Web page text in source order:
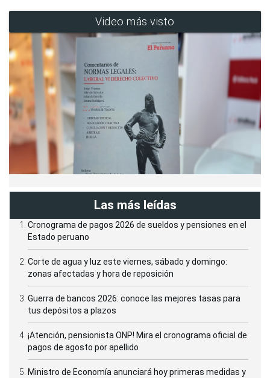
Video más visto
Las más leídas
Cronograma de pagos 2026 de sueldos y pensiones en el
Estado peruano
Corte de agua y luz este viernes, sábado y domingo:
zonas afectadas y hora de reposición
Guerra de bancos 2026: conoce las mejores tasas para
tus depósitos a plazos
¡Atención, pensionista ONP! Mira el cronograma oficial de
pagos de agosto por apellido
Ministro de Economía anunciará hoy primeras medidas y